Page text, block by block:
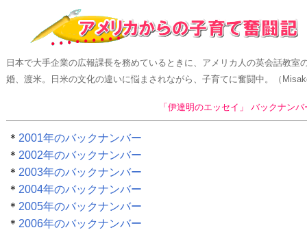
日本で大手企業の広報課長を務めているときに、アメリカ人の英会話教室
婚、渡米。日米の文化の違いに悩まされながら、子育てに奮闘中。（
「伊達明のエッセイ」 バックナンバ
＊ 2001年のバックナンバー
＊ 2002年のバックナンバー
＊ 2003年のバックナンバー
＊ 2004年のバックナンバー
＊ 2005年のバックナンバー
＊ 2006年のバックナンバー